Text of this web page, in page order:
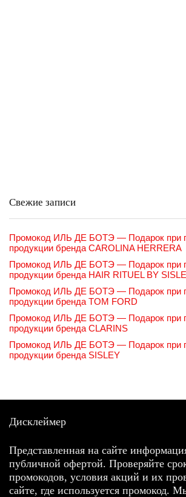
Свежие записи
Промокод ИЛЬ ДЕ БОТЭ — Подарок при
продукции бренда CAROLINA HERRERA
Промокод ИЛЬ ДЕ БОТЭ — Подарок при
продукции бренда HAIR RITUEL BY
Промокод ИЛЬ ДЕ БОТЭ — Подарок при
продукции бренда TOM FORD
Промокод ИЛЬ ДЕ БОТЭ — Подарок при
продукции бренда CLARINS
Промокод ИЛЬ ДЕ БОТЭ — Подарок при
продукции бренда SISLEY
Дисклеймер
Представленная на сайте
публичной офертой. Проверяйте
промокодов, условия акций и их
сайте, где используется промокод.